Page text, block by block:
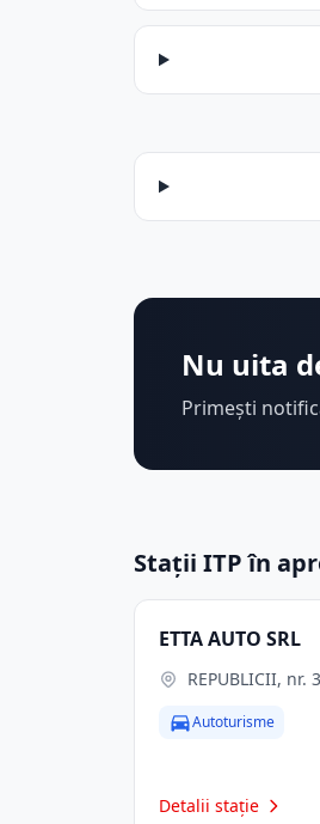
Nu uita
Primești
Stații ITP în
ETTA AUTO SRL
REPUBLICII, nr.
Autoturisme
Detalii stație